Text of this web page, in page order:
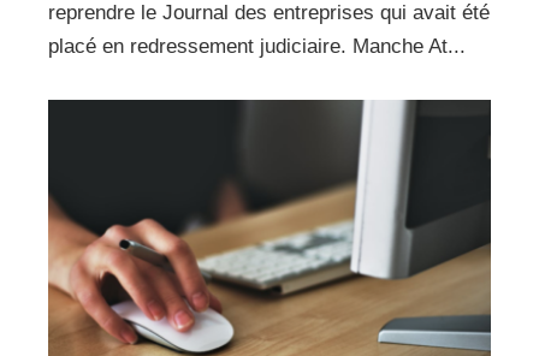
reprendre le Journal des entreprises qui avait été
placé en redressement judiciaire. Manche At...